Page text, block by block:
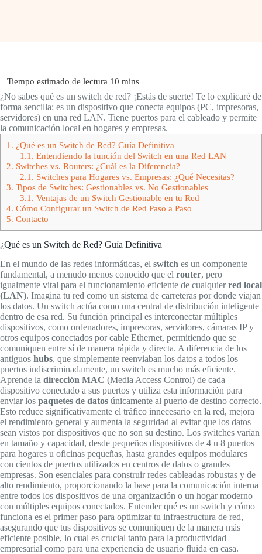
¿No sabes qué es un switch de red? ¡Estás de suerte! Te lo explicaré de
forma sencilla: es un dispositivo que conecta equipos (PC, impresoras,
servidores) en una red LAN. Tiene puertos para el cableado y permite
la comunicación local en hogares y empresas.
1. ¿Qué es un Switch de Red? Guía Definitiva
1.1. Entendiendo la función del Switch en una Red LAN
2. Switches vs. Routers: ¿Cuál es la Diferencia?
2.1. Switches para Hogares vs. Empresas: ¿Qué Necesitas?
3. Tipos de Switches: Gestionables vs. No Gestionables
3.1. Ventajas de un Switch Gestionable en tu Red
4. Cómo Configurar un Switch de Red Paso a Paso
5. Contacto
¿Qué es un Switch de Red? Guía Definitiva
En el mundo de las redes informáticas, el switch es un componente
fundamental, a menudo menos conocido que el router, pero
igualmente vital para el funcionamiento eficiente de cualquierred local
(LAN). Imagina tu red como un sistema de carreteras por donde viajan
los datos. Un switch actúa como una central de distribución inteligente
dentro de esa red. Su función principal es interconectar múltiples
dispositivos, como ordenadores, impresoras, servidores, cámaras IP y
otros equipos conectados por cable Ethernet, permitiendo que se
comuniquen entre sí de manera rápida y directa. A diferencia de los
antiguos hubs, que simplemente reenviaban los datos a todos los
puertos indiscriminadamente, un switch es mucho más eficiente.
Aprende la dirección MAC (Media Access Control) de cada
dispositivo conectado a sus puertos y utiliza esta información para
enviar los paquetes de datos únicamente al puerto de destino correcto.
Esto reduce significativamente el tráfico innecesario en la red, mejora
el rendimiento general y aumenta la seguridad al evitar que los datos
sean vistos por dispositivos que no son su destino. Los switches varían
en tamaño y capacidad, desde pequeños dispositivos de 4 u 8 puertos
para hogares u oficinas pequeñas, hasta grandes equipos modulares
con cientos de puertos utilizados en centros de datos o grandes
empresas. Son esenciales para construir redes cableadas robustas y de
alto rendimiento, proporcionando la base para la comunicación interna
entre todos los dispositivos de una organización o un hogar moderno
con múltiples equipos conectados. Entender qué es un switch y cómo
funciona es el primer paso para optimizar tu infraestructura de red,
asegurando que tus dispositivos se comuniquen de la manera más
eficiente posible, lo cual es crucial tanto para la productividad
empresarial como para una experiencia de usuario fluida en casa.